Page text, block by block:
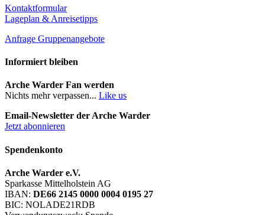
Kontaktformular
Lageplan & Anreisetipps
Anfrage Gruppenangebote
Informiert bleiben
Arche Warder Fan werden
Nichts mehr verpassen... Like us
Email-Newsletter der Arche Warder
Jetzt abonnieren
Spendenkonto
Arche Warder e.V.
Sparkasse Mittelholstein AG
IBAN: DE66 2145 0000 0004 0195 27
BIC: NOLADE21RDB